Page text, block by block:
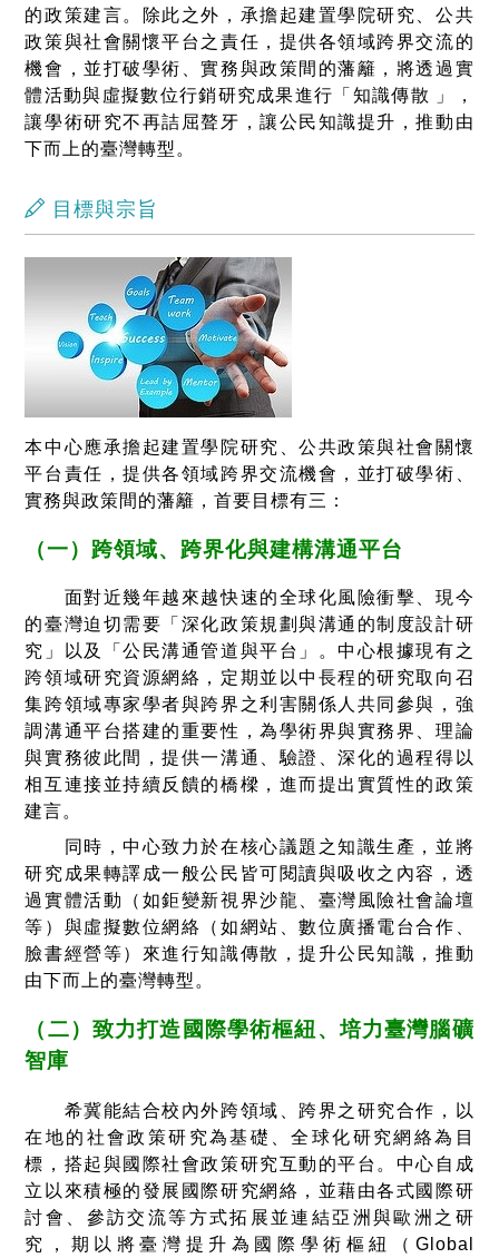
的政策建言。除此之外，承擔起建置學院研究、公共
政策與社會關懷平台之責任，提供各領域跨界交流的
機會，並打破學術、實務與政策間的藩籬，將透過實
體活動與虛擬數位行銷研究成果進行「知識傳散 」，
讓學術研究不再詰屈聱牙，讓公民知識提升，推動由
下而上的臺灣轉型。
目標與宗旨
本中心應承擔起建置學院研究、公共政策與社會關懷
平台責任，提供各領域跨界交流機會，並打破學術、
實務與政策間的藩籬，首要目標有三：
（一）跨領域、跨界化與建構溝通平台
面對近幾年越來越快速的全球化風險衝擊、現今
的臺灣迫切需要「深化政策規劃與溝通的制度設計研
究」以及「公民溝通管道與平台」。中心根據現有之
跨領域研究資源網絡，定期並以中長程的研究取向召
集跨領域專家學者與跨界之利害關係人共同參與，強
調溝通平台搭建的重要性，為學術界與實務界、理論
與實務彼此間，提供一溝通、驗證、深化的過程得以
相互連接並持續反饋的橋樑，進而提出實質性的政策
建言。
同時，中心致力於在核心議題之知識生產，並將
研究成果轉譯成一般公民皆可閱讀與吸收之內容，透
過實體活動（如鉅變新視界沙龍、臺灣風險社會論壇
等）與虛擬數位網絡（如網站、數位廣播電台合作、
臉書經營等）來進行知識傳散，提升公民知識，推動
由下而上的臺灣轉型。
（二）致力打造國際學術樞紐、培力臺灣腦礦
智庫
希冀能結合校內外跨領域、跨界之研究合作，以
在地的社會政策研究為基礎、全球化研究網絡為目
標，搭起與國際社會政策研究互動的平台。中心自成
立以來積極的發展國際研究網絡，並藉由各式國際研
討會、參訪交流等方式拓展並連結亞洲與歐洲之研
究，期以將臺灣提升為國際學術樞紐（Global